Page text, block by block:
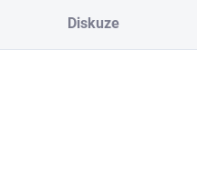
Diskuze